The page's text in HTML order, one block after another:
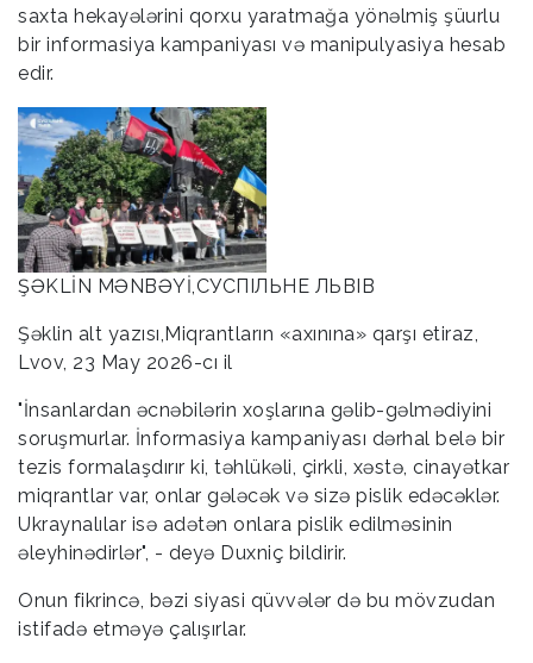
saxta hekayələrini qorxu yaratmağa yönəlmiş şüurlu
bir informasiya kampaniyası və manipulyasiya hesab
edir.
ŞƏKLİN MƏNBƏYİ,СУСПІЛЬНЕ ЛЬВІВ
Şəklin alt yazısı,Miqrantların «axınına» qarşı etiraz,
Lvov, 23 May 2026-cı il
"İnsanlardan əcnəbilərin xoşlarına gəlib-gəlmədiyini
soruşmurlar. İnformasiya kampaniyası dərhal belə bir
tezis formalaşdırır ki, təhlükəli, çirkli, xəstə, cinayətkar
miqrantlar var, onlar gələcək və sizə pislik edəcəklər.
Ukraynalılar isə adətən onlara pislik edilməsinin
əleyhinədirlər", - deyə Duxniç bildirir.
Onun fikrincə, bəzi siyasi qüvvələr də bu mövzudan
istifadə etməyə çalışırlar.